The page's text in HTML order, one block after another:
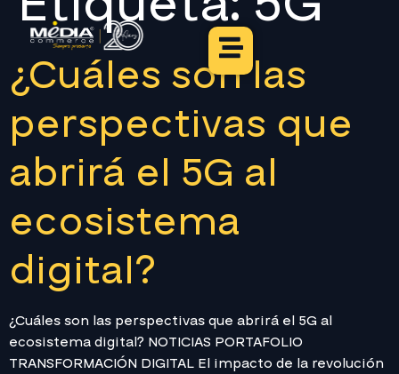
¿Cuáles son las
perspectivas que
abrirá el 5G al
ecosistema
digital?
¿Cuáles son las perspectivas que abrirá el 5G al
ecosistema digital? NOTICIAS PORTAFOLIO
TRANSFORMACIÓN DIGITAL El impacto de la revolución